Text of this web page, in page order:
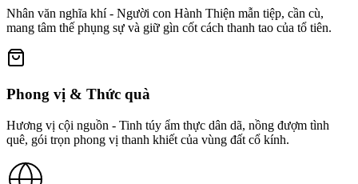
Nhân văn nghĩa khí - Người con Hành Thiện mẫn tiệp, cần cù,
mang tâm thế phụng sự và giữ gìn cốt cách thanh tao của tổ tiên.
Phong vị & Thức quà
Hương vị cội nguồn - Tinh túy ẩm thực dân dã, nồng đượm tình
quê, gói trọn phong vị thanh khiết của vùng đất cổ kính.